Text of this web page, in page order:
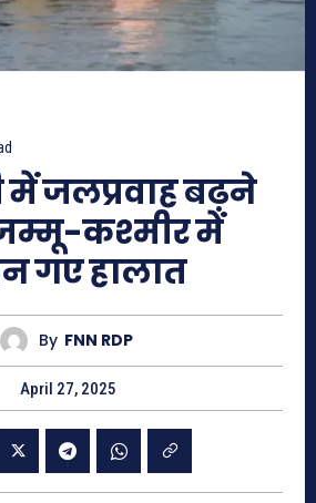
जलप्रवाह बढ़ने
कश्मीर में
गए हालात
By FNN RDP
April 27, 2025